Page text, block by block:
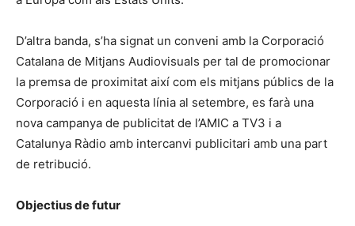
D’altra banda, s’ha signat un conveni amb la Corporació
Catalana de Mitjans Audiovisuals per tal de promocionar
la premsa de proximitat així com els mitjans públics de la
Corporació i en aquesta línia al setembre, es farà una
nova campanya de publicitat de l’AMIC a TV3 i a
Catalunya Ràdio amb intercanvi publicitari amb una part
de retribució.
Objectius de futur